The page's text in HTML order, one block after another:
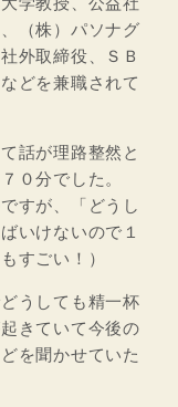
（株）パソナグ
外取締役、ＳＢ
どを兼職されて
話が理路整然と
０分でした。
すが、「どうし
いけないので１
すごい！）
うしても精一杯
きていて今後の
を聞かせていた